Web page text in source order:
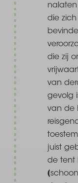
die
die zij
van
gevolg
van de
juist
de tent